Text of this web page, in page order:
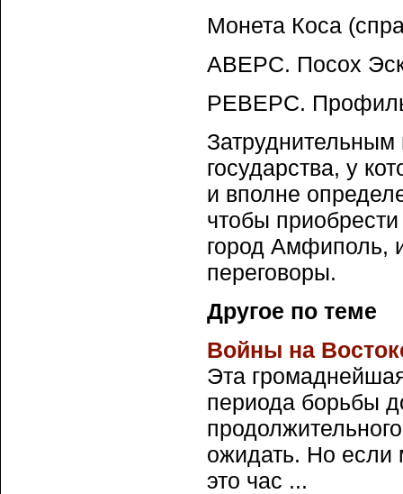
Монета Коса
АВЕРС. Посох
РЕВЕРС.
государства, у
и вполне
чтобы
город Амфиполь,
переговоры.
Другое по теме
Войны на
Эта
периода борьбы
ожидать. Но если
это час ...